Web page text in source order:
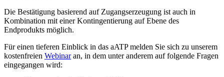
Die Bestätigung basierend auf Zugangserzeugung ist auch in
Kombination mit einer Kontingentierung auf Ebene des
Endprodukts möglich.
Für einen tieferen Einblick in das aATP melden Sie sich zu unserem
kostenfreien Webinaran, in dem unter anderem auf folgende Fragen
eingegangen wird: